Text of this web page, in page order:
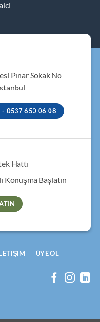
Pınar Sokak No
0537 650 06 08
Hattı
Konuşma Başlatın
ÜYE OL